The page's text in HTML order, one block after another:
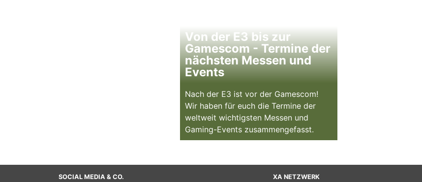
Von der E3 bis zur
Gamescom - Termine der
nächsten Messen und
Events
Nach der E3 ist vor der Gamescom!
Wir haben für euch die Termine der
weltweit wichtigsten Messen und
Gaming-Events zusammengefasst.
SOCIAL MEDIA & CO.
XA NETZWERK